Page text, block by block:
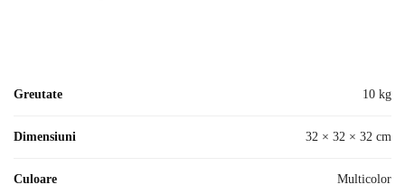
Greutate 10 kg
Dimensiuni 32 × 32 × 32 cm
Culoare Multicolor